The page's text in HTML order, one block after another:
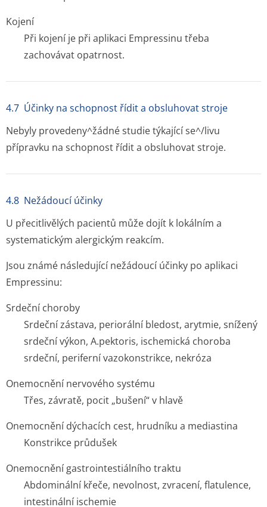
Kojení
Při kojení je při aplikaci Empressinu třeba
zachovávat opatrnost.
4.7 Účinky na schopnost řídit a obsluhovat stroje
Nebyly provedeny^žádné studie týkající se^/livu
přípravku na schopnost řídit a obsluhovat stroje.
4.8 Nežádoucí účinky
U přecitlivělých pacientů může dojít k lokálním a
systematickým alergickým reakcím.
Jsou známé následující nežádoucí účinky po aplikaci
Empressinu:
Srdeční choroby
Srdeční zástava, periorální bledost, arytmie, snížený
srdeční výkon, A.pektoris, ischemická choroba
srdeční, periferní vazokonstrikce, nekróza
Onemocnění nervového systému
Třes, závratě, pocit „bušení“ v hlavě
Onemocnění dýchacích cest, hrudníku a mediastina
Konstrikce průdušek
Onemocnění gastrointestiálního traktu
Abdominální křeče, nevolnost, zvracení, flatulence,
intestinální ischemie